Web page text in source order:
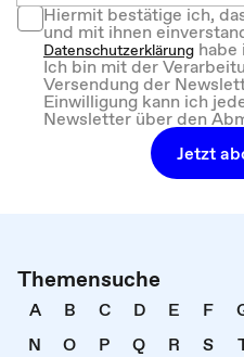
Hiermit bestätige ich,
und mit ihnen
Datenschutzerklärung habe
Ich bin mit der
Versendung der
Einwilligung kann ich
Newsletter über den
Jetzt
Themensuche
A B C D E F
N
O P Q R S